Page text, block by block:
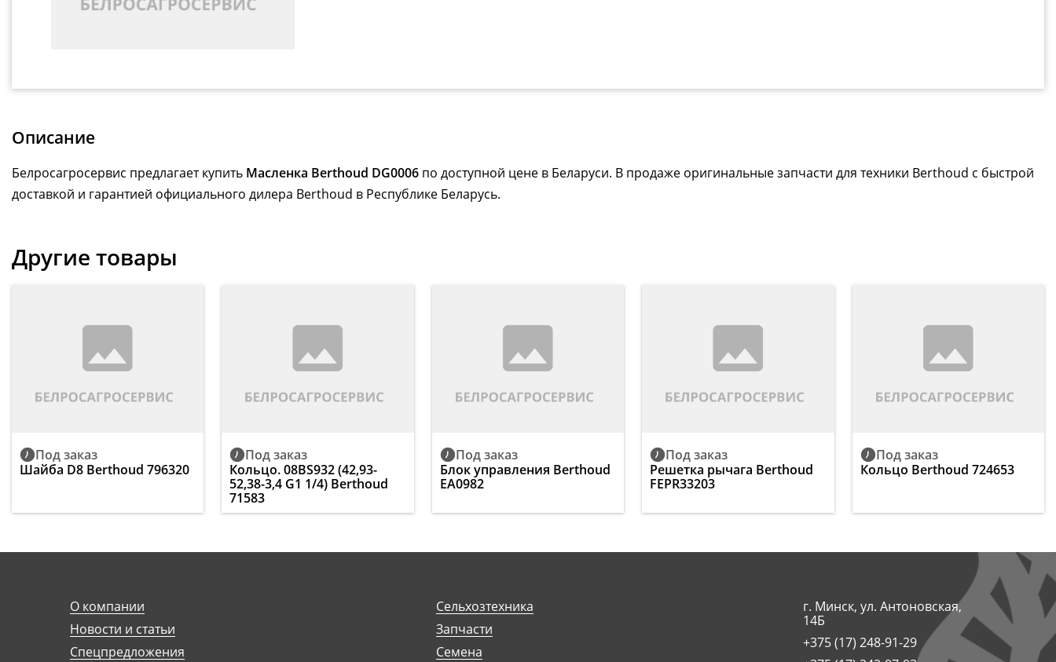
Описание
Белросагросервис предлагает купить Масленка Berthoud DG0006 по доступной цене в Беларуси. В продаже оригинальные запчасти для техники Berthoud с быстрой
доставкой и гарантией официального дилера Berthoud в Республике Беларусь.
Другие товары
Под заказ
Шайба D8 Berthoud 796320
Под заказ
Кольцо. 08BS932 (42,93-
52,38-3,4 G1 1/4) Berthoud
71583
Под заказ
Блок управления Berthoud
EA0982
Под заказ
Решетка рычага Berthoud
FEPR33203
Под заказ
Кольцо Berthoud 724653
О компании
Новости и статьи
Спецпредложения
Сельхозтехника
Запчасти
Семена
г. Минск, ул. Антоновская,
14Б
+375 (17) 248-91-29